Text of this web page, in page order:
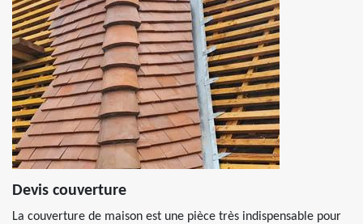
Devis couverture
La couverture de maison est une pièce très indispensable pour